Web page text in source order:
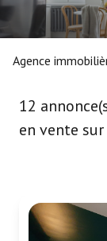
Estimation
Fontaine
Agence
12
en vente